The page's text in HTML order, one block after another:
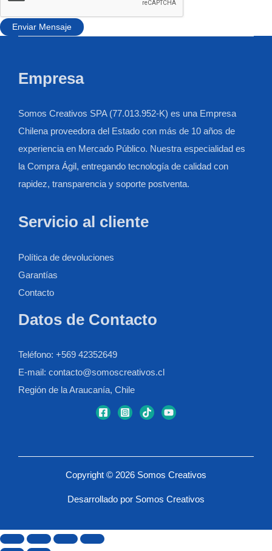
Enviar Mensaje
Empresa
Somos Creativos SPA (77.013.952-K) es una Empresa
Chilena proveedora del Estado con más de 10 años de
experiencia en Mercado Público. Nuestra especialidad es
la Compra Ágil, entregando tecnología de calidad con
rapidez, transparencia y soporte postventa.
Servicio al cliente
Política de devoluciones
Garantías
Contacto
Datos de Contacto
Teléfono: +569 42352649
E-mail: contacto@somoscreativos.cl
Región de la Araucanía, Chile
Copyright © 2026 Somos Creativos
Desarrollado por Somos Creativos